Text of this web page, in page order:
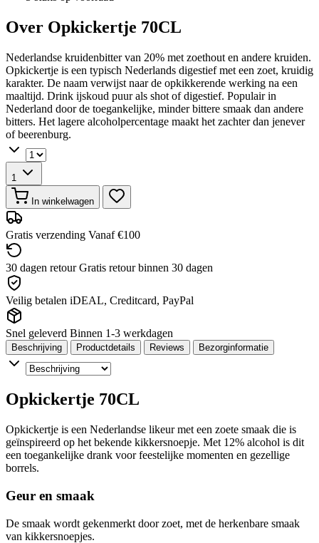
Over Opkickertje 70CL
Nederlandse kruidenbitter van 20% met zoethout en andere kruiden.
Opkickertje is een typisch Nederlands digestief met een zoet, kruidig
karakter. De naam verwijst naar de opkikkerende werking na een
maaltijd. Drink ijskoud puur als shot of digestief. Populair in
Nederland door de toegankelijke, minder bittere smaak dan andere
bitters. Het lagere alcoholpercentage maakt het zachter dan jenever
of beerenburg.
1
In winkelwagen
Gratis verzending Vanaf €100
30 dagen retour Gratis retour binnen 30 dagen
Veilig betalen iDEAL, Creditcard, PayPal
Snel geleverd Binnen 1-3 werkdagen
Beschrijving Productdetails Reviews Bezorginformatie
Opkickertje 70CL
Opkickertje is een Nederlandse likeur met een zoete smaak die is
geïnspireerd op het bekende kikkersnoepje. Met 12% alcohol is dit
een toegankelijke drank voor feestelijke momenten en gezellige
borrels.
Geur en smaak
De smaak wordt gekenmerkt door zoet, met de herkenbare smaak
van kikkersnoepjes.